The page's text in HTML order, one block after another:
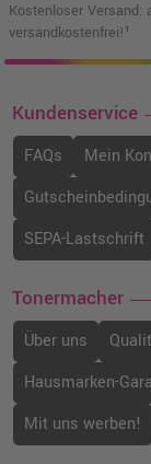
Kostenloser Versand:
versandkostenfrei!¹
Kundenservice
FAQs Mein
SEPA-Lastschrift
Tonermacher
Über uns
Hausmarken-
Mit uns werben!